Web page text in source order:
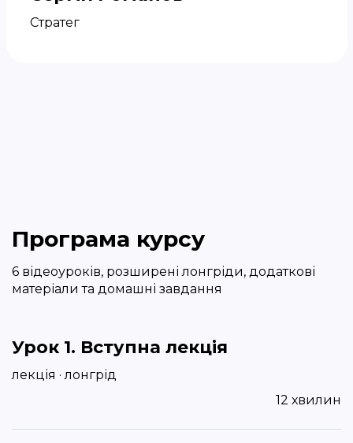
Стратег
Програма курсу
6 відеоуроків, розширені лонгріди, додаткові
матеріали та домашні завдання
Урок 1. Вступна лекція
лекція · лонгрід
12 хвилин